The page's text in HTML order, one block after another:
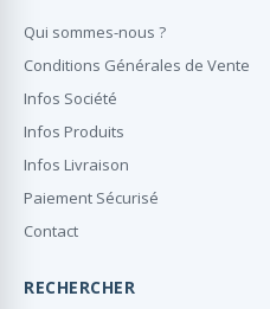
Qui sommes-nous ?
Conditions Générales de Vente
Infos Société
Infos Produits
Infos Livraison
Paiement Sécurisé
Contact
RECHERCHER